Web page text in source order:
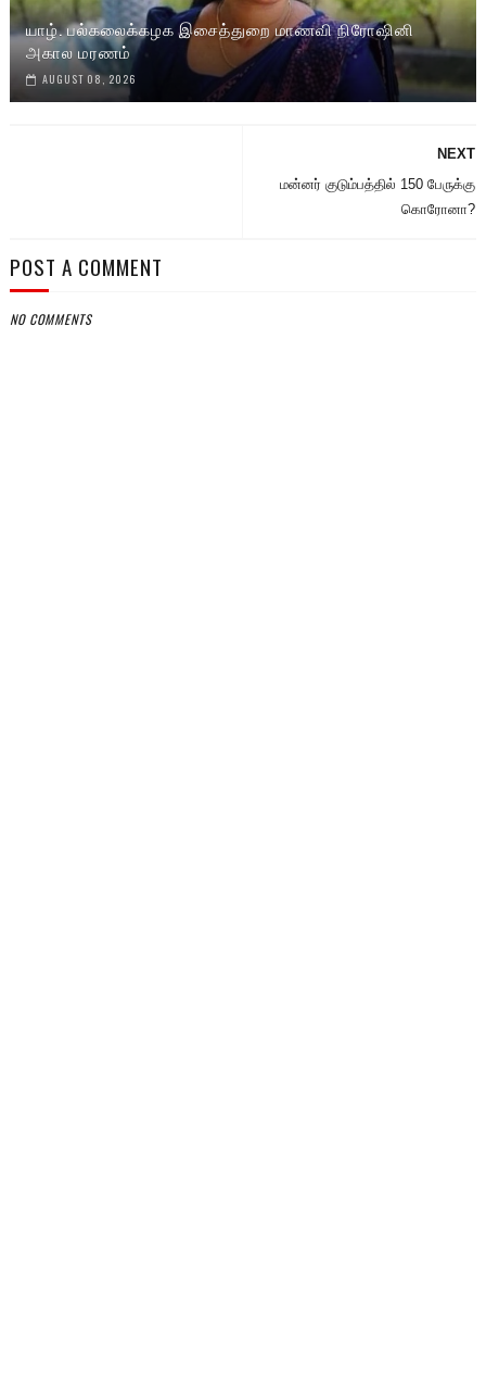
யாழ். பல்கலைக்கழக இசைத்துறை மாணவி நிரோஷினி
அகால மரணம்
AUGUST 08, 2026
NEXT
மன்னர் குடும்பத்தில் 150 பேருக்கு
கொரோனா?
POST A COMMENT
NO COMMENTS